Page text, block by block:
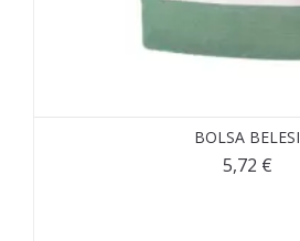
BOLSA BELESI
5,72 €